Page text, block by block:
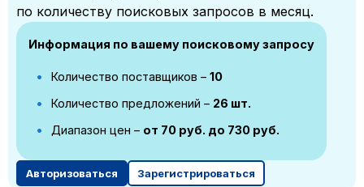
по количеству поисковых запросов в месяц.
Информация по вашему поисковому запросу
Количество поставщиков – 10
Количество предложений – 26 шт.
Диапазон цен – от 70 руб. до 730 руб.
Авторизоваться Зарегистрироваться